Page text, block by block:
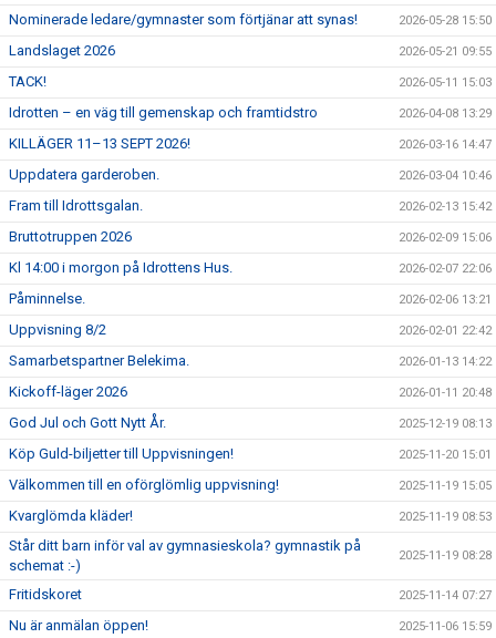
Nominerade ledare/gymnaster som förtjänar att synas! 2026-05-28 15:50
Landslaget 2026 2026-05-21 09:55
TACK! 2026-05-11 15:03
Idrotten – en väg till gemenskap och framtidstro 2026-04-08 13:29
KILLÄGER 11–13 SEPT 2026! 2026-03-16 14:47
Uppdatera garderoben. 2026-03-04 10:46
Fram till Idrottsgalan. 2026-02-13 15:42
Bruttotruppen 2026 2026-02-09 15:06
Kl 14:00 i morgon på Idrottens Hus. 2026-02-07 22:06
Påminnelse. 2026-02-06 13:21
Uppvisning 8/2 2026-02-01 22:42
Samarbetspartner Belekima. 2026-01-13 14:22
Kickoff-läger 2026 2026-01-11 20:48
God Jul och Gott Nytt År. 2025-12-19 08:13
Köp Guld-biljetter till Uppvisningen! 2025-11-20 15:01
Välkommen till en oförglömlig uppvisning! 2025-11-19 15:05
Kvarglömda kläder! 2025-11-19 08:53
Står ditt barn inför val av gymnasieskola? gymnastik på
schemat :-)
2025-11-19 08:28
Fritidskoret 2025-11-14 07:27
Nu är anmälan öppen! 2025-11-06 15:59